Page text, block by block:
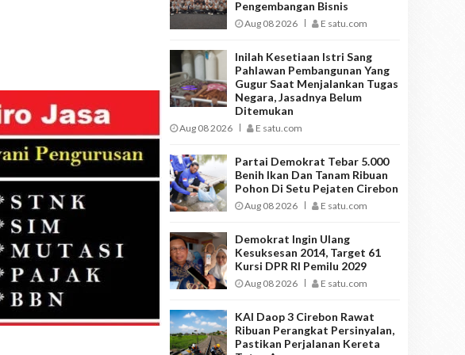
Pengembangan Bisnis
Aug 08 2026 E satu.com
Inilah Kesetiaan Istri Sang
Pahlawan Pembangunan Yang
Gugur Saat Menjalankan Tugas
Negara, Jasadnya Belum
Ditemukan
Aug 08 2026 E satu.com
Partai Demokrat Tebar 5.000
Benih Ikan Dan Tanam Ribuan
Pohon Di Setu Pejaten Cirebon
Aug 08 2026 E satu.com
Demokrat Ingin Ulang
Kesuksesan 2014, Target 61
Kursi DPR RI Pemilu 2029
Aug 08 2026 E satu.com
KAI Daop 3 Cirebon Rawat
Ribuan Perangkat Persinyalan,
Pastikan Perjalanan Kereta